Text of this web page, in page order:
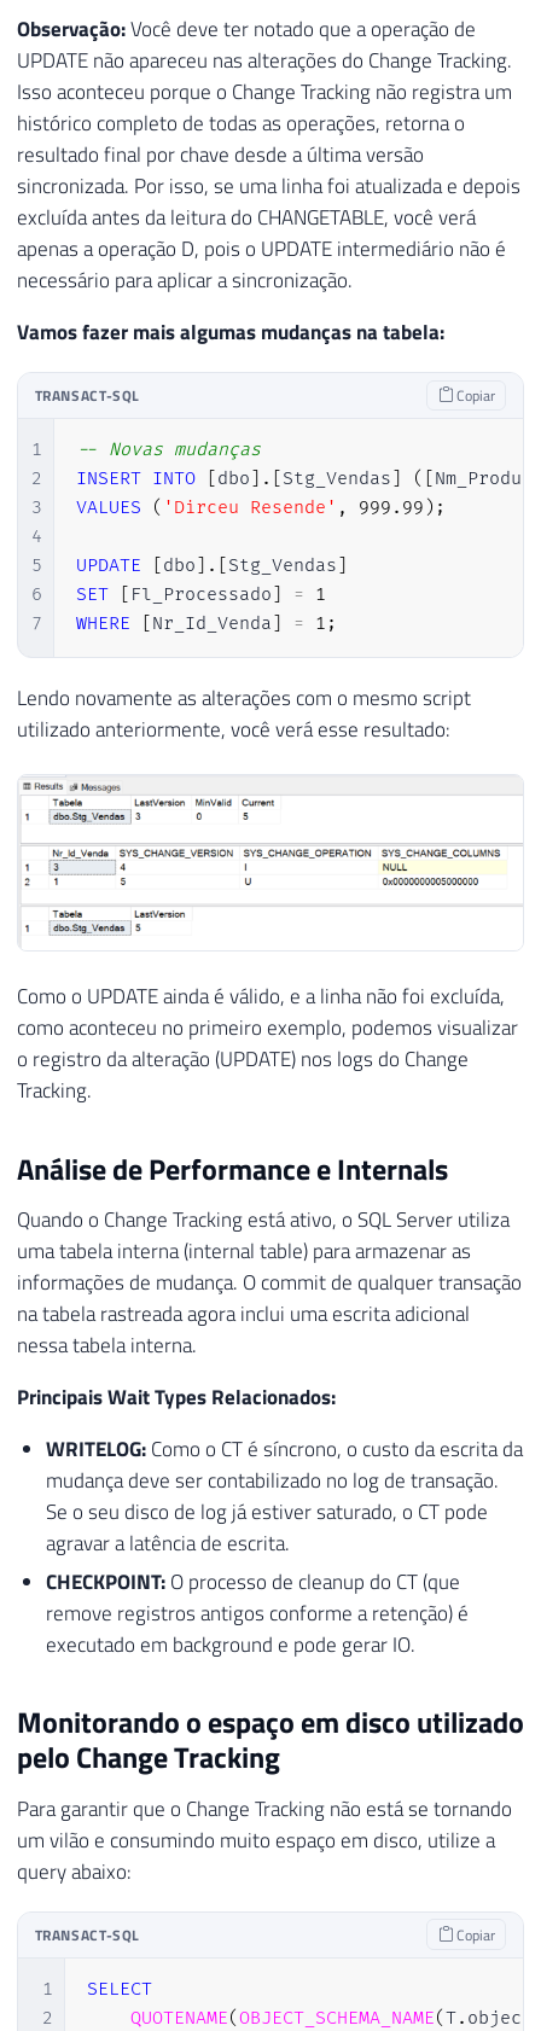
38
39
40
41
42
43
44
        CT
.[SYS_CHANGE_VERSION];
END;
-- Avança watermark SOMENTE após
UPDATE [dbo ].[ CT_Watermark]
SET [ LastVersion] =
[Tabela] @Tabela ;
SELECT * CT_Watermark
Observação:Você deve ter notado que a operação de
UPDATE não apareceu nas alterações do Change Tracking.
Isso aconteceu porque o Change Tracking não registra um
histórico completo de todas as operações, retorna o
resultado final por chave desde a última versão
sincronizada. Por isso, se uma linha foi atualizada e depois
excluída antes da leitura do CHANGETABLE, você verá
apenas a operação D, pois o UPDATE intermediário não é
necessário para aplicar a sincronização.
Vamos fazer mais algumas mudanças na tabela:
TRANSACT-SQL Copiar
1
2
3
4
5
6
7
-- Novas mudanças
INSERT INTO dbo . Stg_Vendas (
VALUES
( 'Dirceu Resende' , 999.99 ) ;
UPDATE dbo . Stg_Vendas
SET
Fl_Processado = 1
WHERE
Nr_Id_Venda = 1 ;
Lendo novamente as alterações com o mesmo script
utilizado anteriormente, você verá esse resultado:
Como o UPDATE ainda é válido, e a linha não foi excluída,
como aconteceu no primeiro exemplo, podemos visualizar
o registro da alteração (UPDATE) nos logs do Change
Tracking.
Análise de Performance e Internals
Quando o Change Tracking está ativo, o SQL Server utiliza
uma tabela interna (internal table) para armazenar as
informações de mudança. O commit de qualquer transação
na tabela rastreada agora inclui uma escrita adicional
nessa tabela interna.
Principais Wait Types Relacionados:
WRITELOG:Como o CT é síncrono, o custo da escrita da
mudança deve ser contabilizado no log de transação.
Se o seu disco de log já estiver saturado, o CT pode
agravar a latência de escrita.
CHECKPOINT:O processo de cleanup do CT (que
remove registros antigos conforme a retenção) é
executado em background e pode gerar IO.
Monitorando o espaço em disco utilizado
pelo Change Tracking
Para garantir que o Change Tracking não está se tornando
um vilão e consumindo muito espaço em disco, utilize a
query abaixo:
TRANSACT-SQL Copiar
1
2
SELECT
QUOTENAME(OBJECT_SCHEMA_NAME(T.